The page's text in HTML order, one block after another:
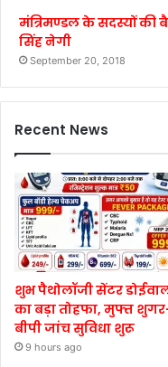
मंत्रिमण्डल के सदस्यों की
सिंह नेगी
September 20, 2018
Recent News
शुभ पैथोलॉजी सेंटर
का बड़ा तोहफा, मुफ्त
बीपी जांच सुविधा शुरू
9 hours ago